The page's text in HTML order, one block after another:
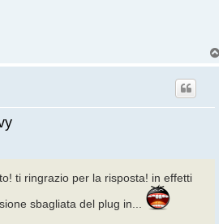
ti ringrazio per la risposta! in effetti
sbagliata del plug in...